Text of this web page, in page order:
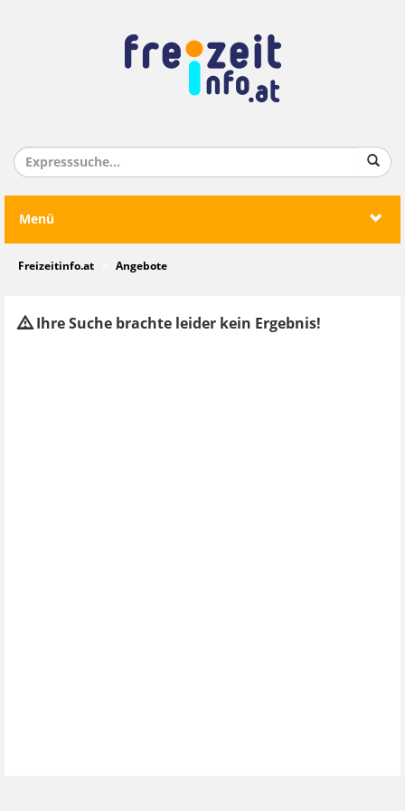
Menü
Freizeitinfo.at Angebote
Ihre Suche brachte leider kein Ergebnis!